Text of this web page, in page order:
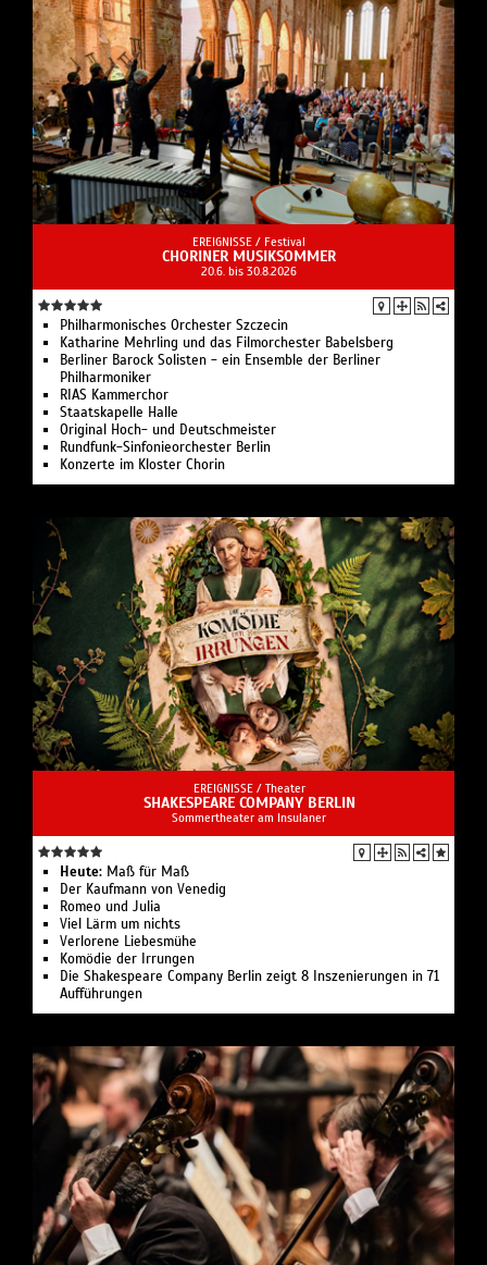
EREIGNISSE / Festival
CHORINER MUSIKSOMMER
20.6. bis 30.8.2026
Philharmonisches Orchester Szczecin
Katharine Mehrling und das Filmorchester Babelsberg
Berliner Barock Solisten - ein Ensemble der Berliner
Philharmoniker
RIAS Kammerchor
Staatskapelle Halle
Original Hoch- und Deutschmeister
Rundfunk-Sinfonieorchester Berlin
Konzerte im Kloster Chorin
EREIGNISSE / Theater
SHAKESPEARE COMPANY BERLIN
Sommertheater am Insulaner
Heute: Maß für Maß
Der Kaufmann von Venedig
Romeo und Julia
Viel Lärm um nichts
Verlorene Liebesmühe
Komödie der Irrungen
Die Shakespeare Company Berlin zeigt 8 Inszenierungen in 71
Aufführungen